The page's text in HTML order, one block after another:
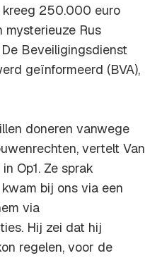
kreeg 250.000 euro
mysterieuze Rus
Beveiligingsdienst
geïnformeerd (BVA),
doneren vanwege
vertelt Van
Op1. Ze sprak
bij ons via een
via
Hij zei dat hij
regelen, voor de